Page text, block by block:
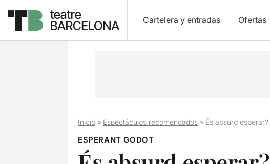
Cartelera y entradas Ofertas
Inicio» Espectáculos recomendados» És absurd esperar?
ESPERANT GODOT